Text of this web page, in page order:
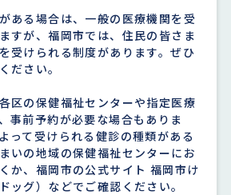
ある場合は、一般の医療機関を受
すが、福岡市では、住民の皆さま
受けられる制度があります。ぜひ
ださい。
区の保健福祉センターや指定医療
事前予約が必要な場合もありま
って受けられる健診の種類がある
いの地域の保健福祉センターにお
か、福岡市の公式サイト 福岡市け
ッグ）などでご確認ください。